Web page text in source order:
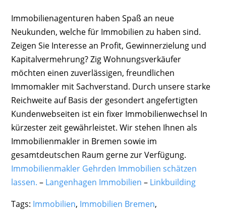
Immobilienagenturen haben Spaß an neue
Neukunden, welche für Immobilien zu haben sind.
Zeigen Sie Interesse an Profit, Gewinnerzielung und
Kapitalvermehrung? Zig Wohnungsverkäufer
möchten einen zuverlässigen, freundlichen
Immomakler mit Sachverstand. Durch unsere starke
Reichweite auf Basis der gesondert angefertigten
Kundenwebseiten ist ein fixer Immobilienwechsel In
kürzester zeit gewährleistet. Wir stehen Ihnen als
Immobilienmakler in Bremen sowie im
gesamtdeutschen Raum gerne zur Verfügung.
Immobilienmakler Gehrden Immobilien schätzen
lassen. – Langenhagen Immobilien – Linkbuilding
Tags: Immobilien, Immobilien Bremen,